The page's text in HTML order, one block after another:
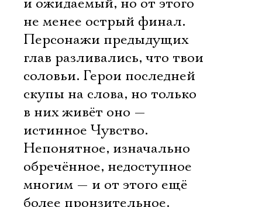
и ожидаемый, но от этого
не менее острый финал.
Персонажи предыдущих
глав разливались, что твои
соловьи. Герои последней
скупы на слова, но только
в них живёт оно —
истинное Чувство.
Непонятное, изначально
обречённое, недоступное
многим — и от этого ещё
более пронзительное.